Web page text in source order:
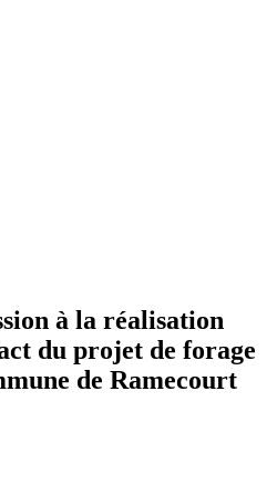
à la réalisation
du projet de forage
de Ramecourt